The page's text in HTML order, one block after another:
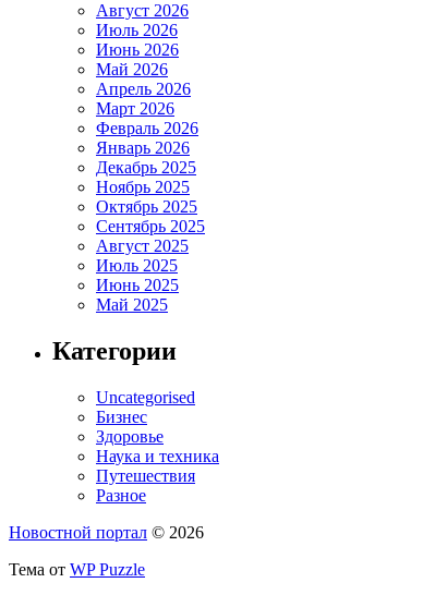
Август 2026
Июль 2026
Июнь 2026
Май 2026
Апрель 2026
Март 2026
Февраль 2026
Январь 2026
Декабрь 2025
Ноябрь 2025
Октябрь 2025
Сентябрь 2025
Август 2025
Июль 2025
Июнь 2025
Май 2025
Категории
Uncategorised
Бизнес
Здоровье
Наука и техника
Путешествия
Разное
Новостной портал © 2026
Тема от WP Puzzle